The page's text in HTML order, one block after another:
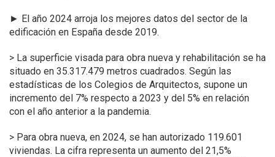
► El año 2024 arroja los mejores datos del sector de la
edificación en España desde 2019.
> La superficie visada para obra nueva y rehabilitación se ha
situado en 35.317.479 metros cuadrados. Según las
estadísticas de los Colegios de Arquitectos, supone un
incremento del 7% respecto a 2023 y del 5% en relación
con el año anterior a la pandemia.
> Para obra nueva, en 2024, se han autorizado 119.601
viviendas. La cifra representa un aumento del 21,5%